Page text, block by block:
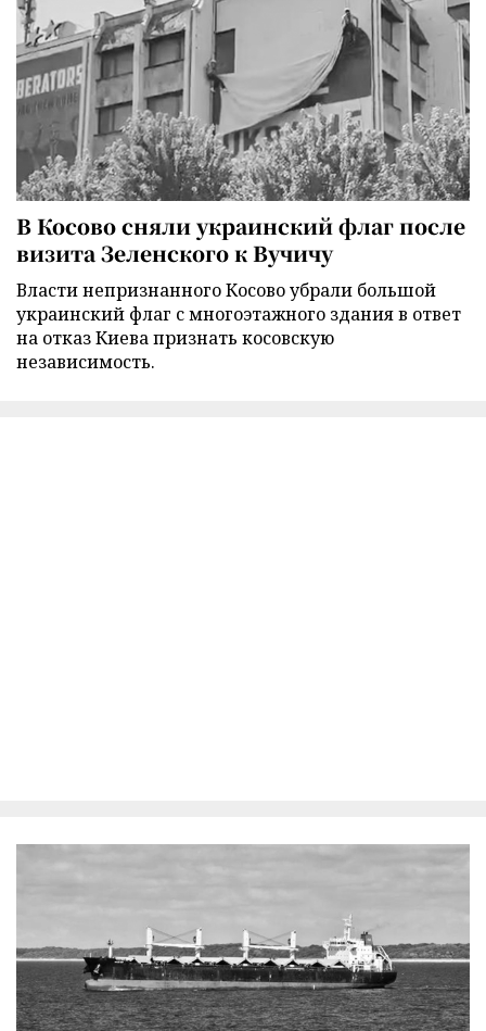
В Косово сняли украинский флаг после
визита Зеленского к Вучичу
Власти непризнанного Косово убрали большой
украинский флаг с многоэтажного здания в ответ
на отказ Киева признать косовскую
независимость.